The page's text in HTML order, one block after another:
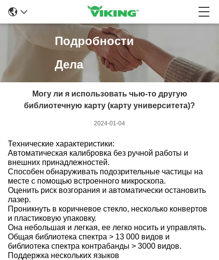
Подробности
Дела
Могу ли я использовать чью-то другую
библиотечную карту (карту университета)?
2024-01-04
Технические характеристики:
Автоматическая калибровка без ручной работы и
внешних принадлежностей.
Способен обнаруживать подозрительные частицы на
месте с помощью встроенного микроскопа.
Оценить риск возгорания и автоматически остановить
лазер.
Проникнуть в коричневое стекло, несколько конвертов
и пластиковую упаковку.
Она небольшая и легкая, ее легко носить и управлять.
Общая библиотека спектра > 13 000 видов и
библиотека спектра контрабанды > 3000 видов.
Поддержка нескольких языков